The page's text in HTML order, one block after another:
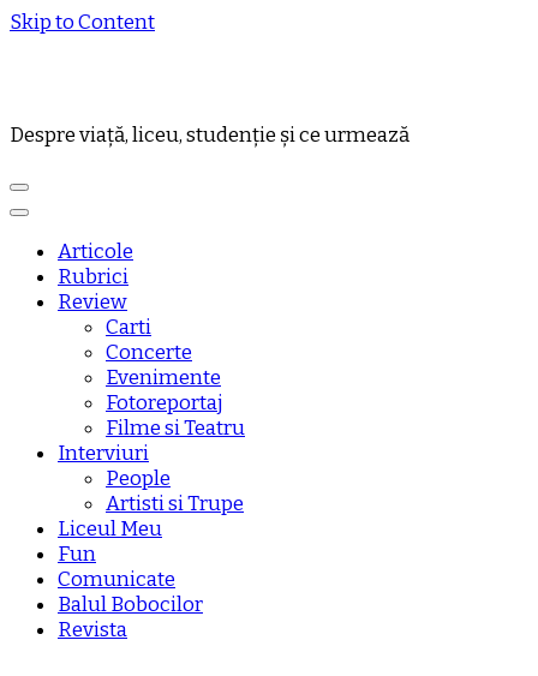
Skip to Content
Despre viață, liceu, studenție și ce urmează
Articole
Rubrici
Review
Carti
Concerte
Evenimente
Fotoreportaj
Filme si Teatru
Interviuri
People
Artisti si Trupe
Liceul Meu
Fun
Comunicate
Balul Bobocilor
Revista